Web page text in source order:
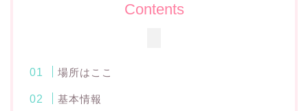
Contents
場所はここ
基本情報